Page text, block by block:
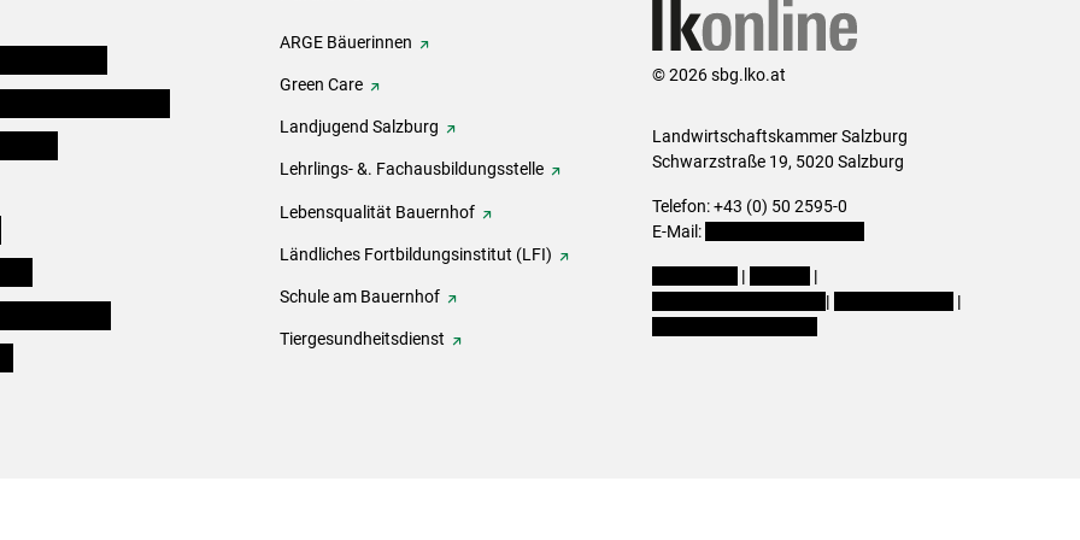
ARGE Bäuerinnen
Green Care
Landjugend Salzburg
Lehrlings- &. Fachausbildungsstelle
Lebensqualität Bauernhof
Ländliches Fortbildungsinstitut (LFI)
Schule am Bauernhof
Tiergesundheitsdienst
© 2026 sbg.lko.at
Landwirtschaftskammer Salzburg
Schwarzstraße 19, 5020 Salzburg
Telefon: +43 (0) 50 2595-0
E-Mail:
|
|
|
|